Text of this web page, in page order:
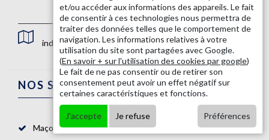
indisponible
NOS SERVICES
Maçon 87
et/ou accéder aux informations des appareils. Le fait
de consentir à ces technologies nous permettra de
traiter des données telles que le comportement de
navigation. Les informations relatives à votre
utilisation du site sont partagées avec Google.
(En savoir + sur l'utilisation des cookies par google)
Le fait de ne pas consentir ou de retirer son
consentement peut avoir un effet négatif sur
certaines caractéristiques et fonctions.
J'accepte Je refuse Préférences